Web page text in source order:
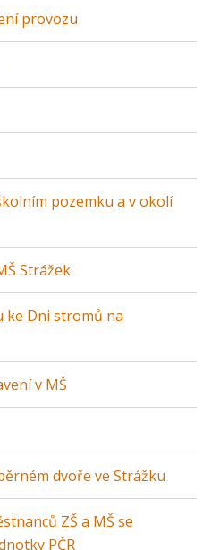
provozu
pozemku a v okolí
Strážek
ke Dni stromů na
v MŠ
dvoře ve Strážku
ZŠ a MŠ se
PČR